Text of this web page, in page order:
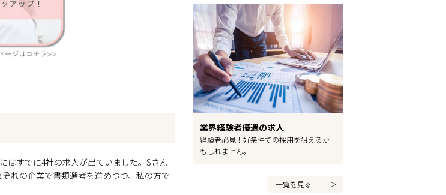
はすでに4社の求人が出ていました。Sさん
れの企業で書類選考を進めつつ、私の方で
業界経験者優遇の求人
経験者必見！好条件での採用を狙えるか
もしれません。
一覧を見る